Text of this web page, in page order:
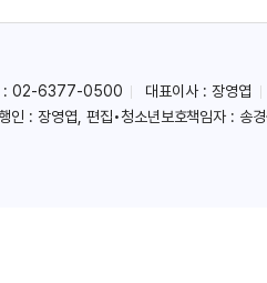
: 02-6377-0500 대표이사 : 장영엽
인 : 장영엽, 편집•청소년보호책임자 : 송경